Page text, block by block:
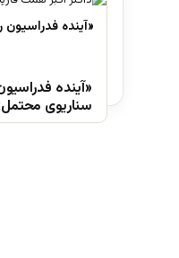
«آینده
سناریوی